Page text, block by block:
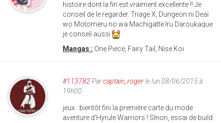
histoire dont la fin est vraiment excellente !! Je
conseil de le regarder. Triage X, Dungeon ni Deai
wo Motomeru no wa Machigatte Iru Daroukaque
je conseil aussi
Mangas : One Piece, Fairy Tail, Nise Koi
#113782 Parcaptain_rogerle lun 08/06/2015 à
19h00
jeux : bientôt fini la première carte du mode
aventure d'Hyrule Warriors ! SInon, essai de build